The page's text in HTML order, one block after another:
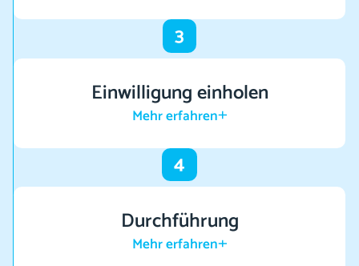
3
Einwilligung einholen
Mehr erfahren
4
Durchführung
Mehr erfahren